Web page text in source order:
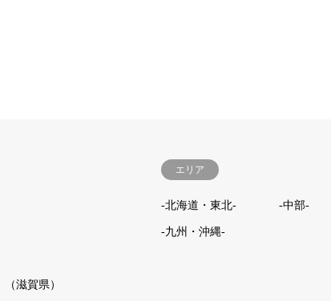
（滋賀県）
エリア
-北海道・東北- -中部-
-九州・沖縄-